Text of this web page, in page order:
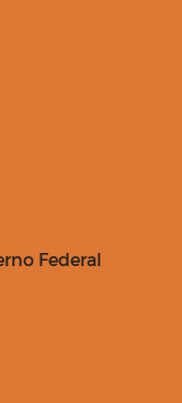
Federal